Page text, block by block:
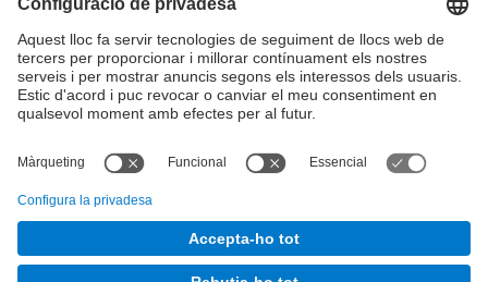
E-mail :junta.pasf@upc.edu
Formulari de contacte
Junta PAS Funcionari